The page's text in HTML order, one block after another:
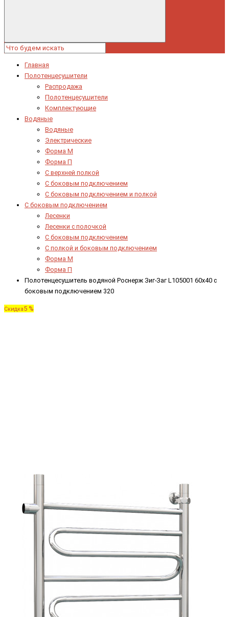
Главная
Полотенцесушители
Распродажа
Полотенцесушители
Комплектующие
Водяные
Водяные
Электрические
Форма М
Форма П
C верхней полкой
C боковым подключением
C боковым подключением и полкой
С боковым подключением
Лесенки
Лесенки с полочкой
С боковым подключением
С полкой и боковым подключением
Форма М
Форма П
Полотенцесушитель водяной Роснерж Зиг-Заг L105001 60x40 с
боковым подключением 320
Скидка5 %